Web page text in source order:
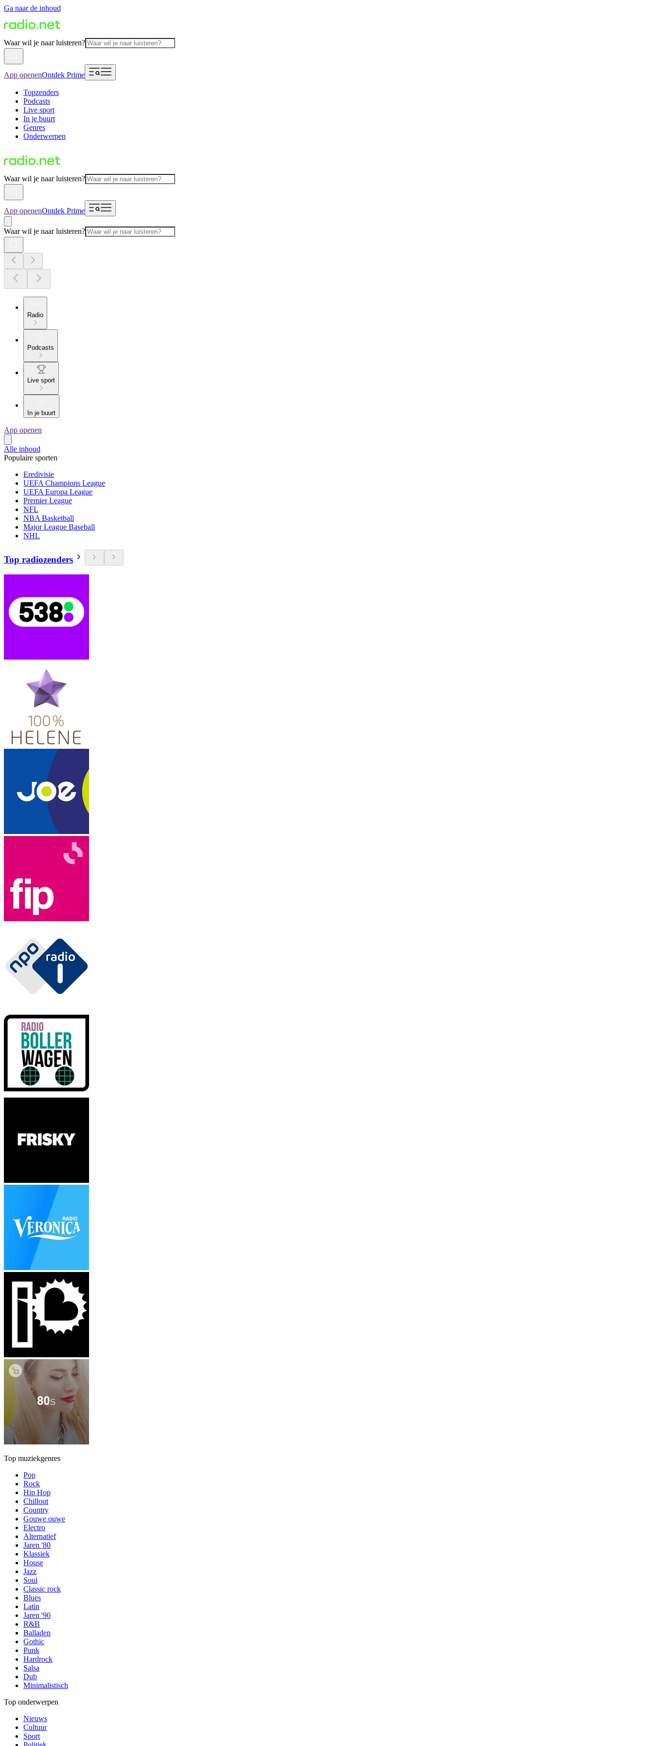
Ga naar de inhoud
Waar wil je naar luisteren?
App openenOntdek Prime
Topzenders
Podcasts
Live sport
In je buurt
Genres
Onderwerpen
Waar wil je naar luisteren?
App openenOntdek Prime
Waar wil je naar luisteren?
Radio
Podcasts
Live sport
In je buurt
App openen
Alle inhoud
Populaire sporten
Eredivisie
UEFA Champions League
UEFA Europa League
Premier League
NFL
NBA Basketball
Major League Baseball
NHL
Top radiozenders
Top muziekgenres
Pop
Rock
Hip Hop
Chillout
Country
Gouwe ouwe
Electro
Alternatief
Jaren '80
Klassiek
House
Jazz
Soul
Classic rock
Blues
Latin
Jaren '90
R&B
Balladen
Gothic
Punk
Hardrock
Salsa
Dub
Minimalistisch
Top onderwerpen
Nieuws
Cultuur
Sport